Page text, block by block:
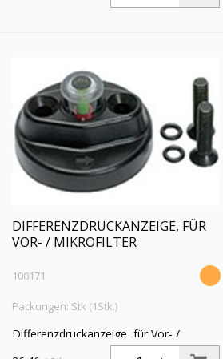
DIFFERENZDRUCKANZEIGE, FÜR
VOR- / MIKROFILTER
100171
Packungen: Stk (1Stk.)
Differenzdruckanzeige, für Vor- /
Mikrofilter »FUTURA« BG 1 - 4, G 1/4, G